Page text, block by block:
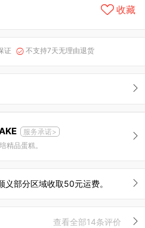
收藏
证  不支持7天无理由退货
服务承诺>
精品蛋糕。
部分区域收取50元运费。
查看全部14条评价